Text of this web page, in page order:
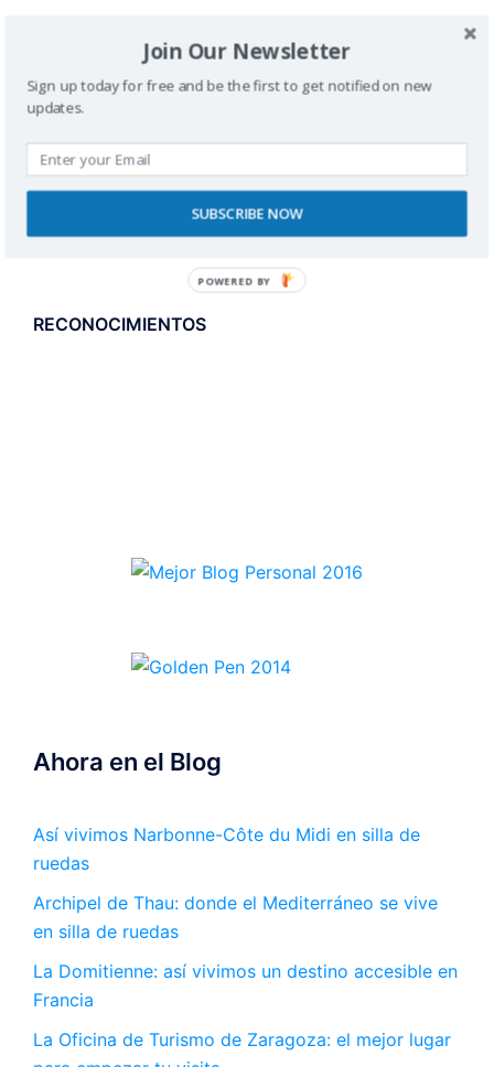
RECONOCIMIENTOS
Ahora en el Blog
Así vivimos Narbonne-Côte du Midi en silla de
ruedas
Archipel de Thau: donde el Mediterráneo se vive
en silla de ruedas
La Domitienne: así vivimos un destino accesible en
Francia
La Oficina de Turismo de Zaragoza: el mejor lugar
Join Our Newsletter
Sign up today for free and be the first to get notified on new
updates.
SUBSCRIBE NOW
POWERED BY